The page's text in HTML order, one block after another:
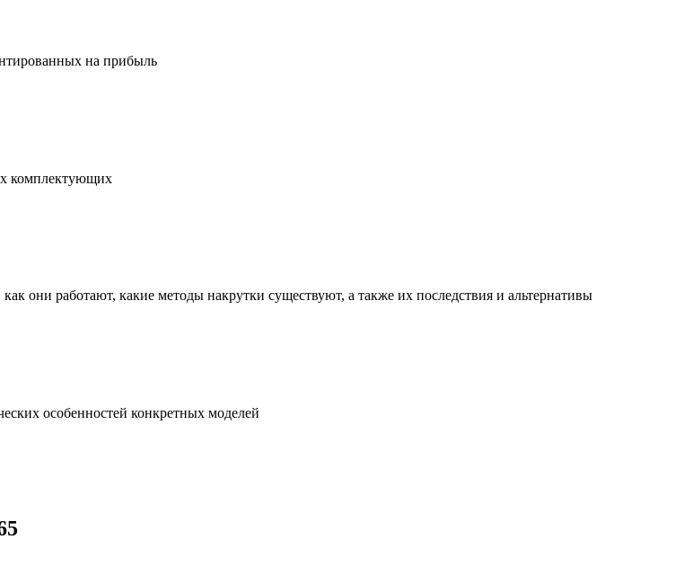
на прибыль
комплектующих
они работают, какие методы накрутки существуют, а также их последствия и альтернативы
особенностей конкретных моделей